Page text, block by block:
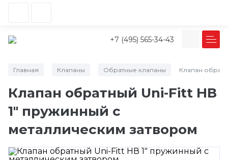
+7 (495) 565-34-43
Главная Клапаны Обратные клапаны Клапан
Клапан обратный Uni-Fitt НВ
1" пружинный с
металлическим затвором